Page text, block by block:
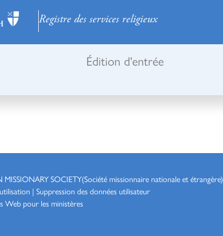
Registre des services religieux
Édition d'entrée
SOCIETY(Société missionnaire nationale et étrangère)
| Suppression des données utilisateur
Web pour les ministères